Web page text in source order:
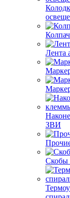
Лента
ЗВИ
Скобы